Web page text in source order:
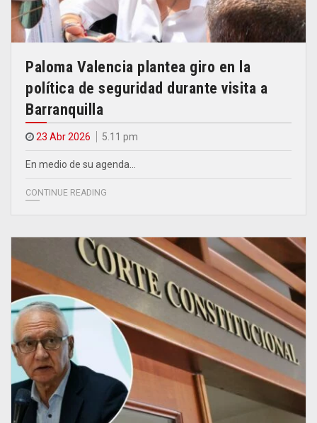
Paloma Valencia plantea giro en la
política de seguridad durante visita a
Barranquilla
23 Abr 2026 5.11 pm
En medio de su agenda…
CONTINUE READING